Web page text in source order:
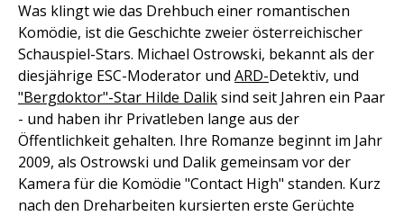
Was klingt wie das Drehbuch einer romantischen
Komödie, ist die Geschichte zweier österreichischer
Schauspiel-Stars. Michael Ostrowski, bekannt als der
diesjährige ESC-Moderator und ARD-Detektiv, und
"Bergdoktor"-Star Hilde Daliksind seit Jahren ein Paar
- und haben ihr Privatleben lange aus der
Öffentlichkeit gehalten. Ihre Romanze beginnt im Jahr
2009, als Ostrowski und Dalik gemeinsam vor der
Kamera für die Komödie "Contact High" standen. Kurz
nach den Dreharbeiten kursierten erste Gerüchte